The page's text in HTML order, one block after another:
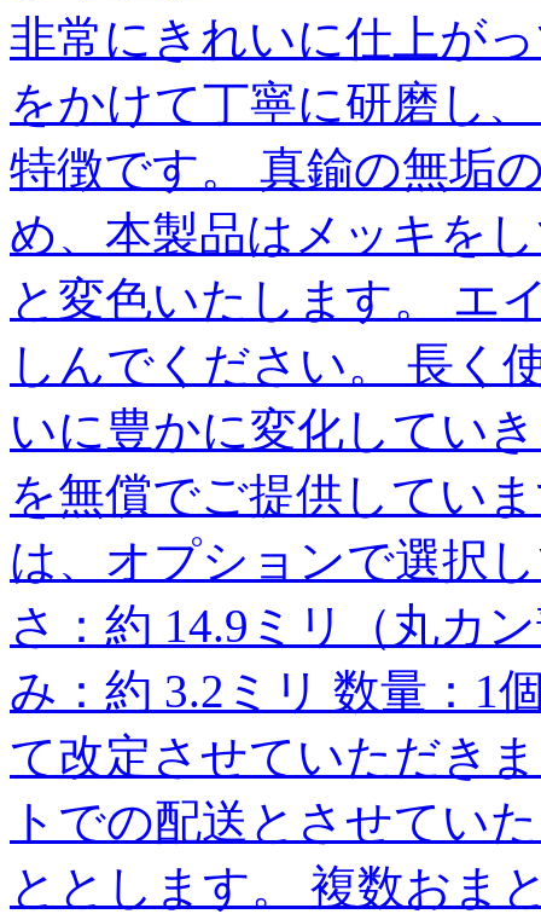
非常にきれいに仕上が
をかけて丁寧に研磨し
特徴です。 真鍮の無垢
め、本製品はメッキを
と変色いたします。 エ
しんでください。 長く
いに豊かに変化してい
を無償でご提供してい
は、オプションで選択
さ：約 14.9ミリ（丸カ
み：約 3.2ミリ 数量：1
て改定させていただき
トでの配送とさせてい
ととします。 複数おま